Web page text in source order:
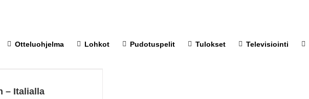
Otteluohjelma Lohkot Pudotuspelit Tulokset Televisiointi
– Italialla